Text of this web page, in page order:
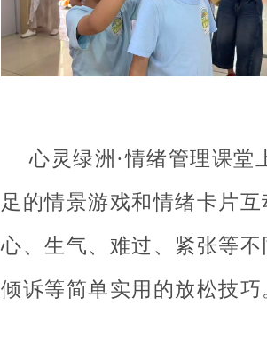
心灵绿洲·情绪管理课堂
足的情景游戏和情绪卡片
心、生气、难过、紧张等
倾诉等简单实用的放松技巧